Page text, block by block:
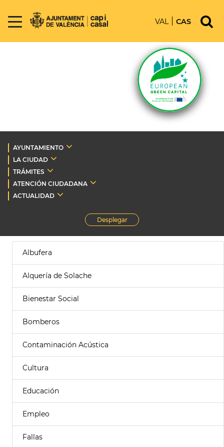
VAL CAS
AYUNTAMIENTO
LA CIUDAD
TRÁMITES
ATENCIÓN CIUDADANA
ACTUALIDAD
Desplegar
Albufera
Alquería de Solache
Bienestar Social
Bomberos
Contaminación Acústica
Cultura
Educación
Empleo
Fallas